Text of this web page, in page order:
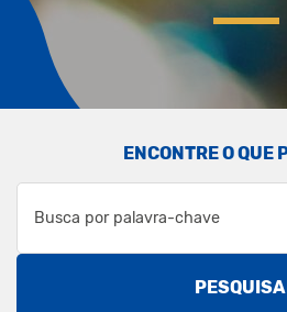
ENCONTRE O QUE